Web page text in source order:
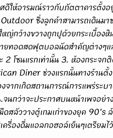
ดีให้อารมณ์ราวกับภัตตาคารตั้
ซึ่งลูกค้าสามารถเดินม
ญ่กว้างขวางถูกปูด้วยกระเบื้อง
ายทอดสดฟุตบอลนัดสำคัญต่างๆ
2 โซนแรกเท่านั้น 3. ห้องกระจ
Diner ช่วงแรกนั้นทางร้านตั้ง
งจากเกิดสถานการณ์การแพร่ระ
นกว่าจะประกาศบนหน้าเพจอย่
ดสลัววางตู้เกมเก่าของยุค
ครื่องดื่มแอลกอฮอล์เย็นๆเตรียม